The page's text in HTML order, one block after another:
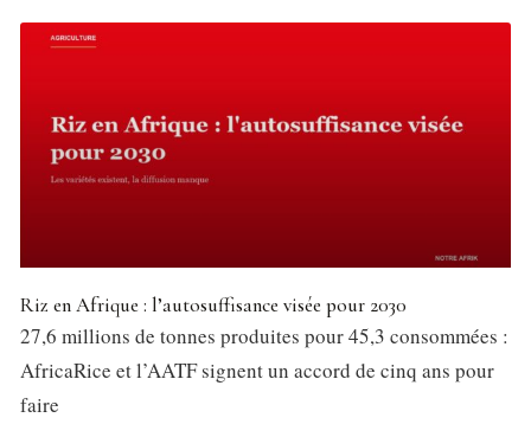
Riz en Afrique : l’autosuffisance visée pour 2030
27,6 millions de tonnes produites pour 45,3 consommées :
AfricaRice et l’AATF signent un accord de cinq ans pour
faire